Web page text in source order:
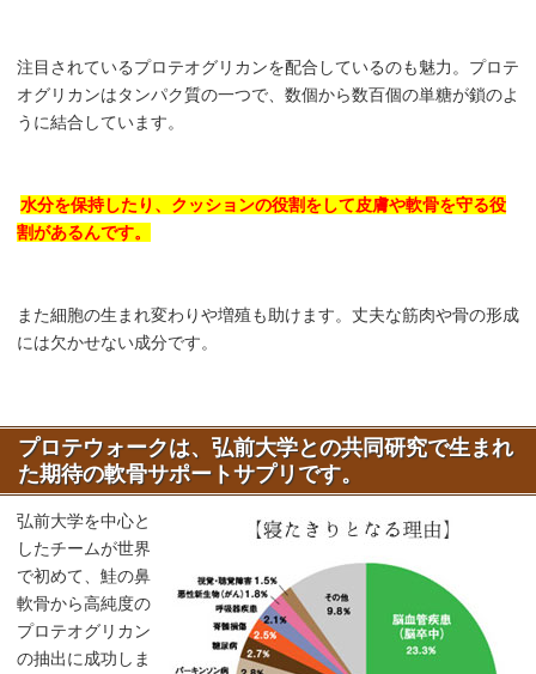
注目されているプロテオグリカンを配合しているのも魅力。プロテ
オグリカンはタンパク質の一つで、数個から数百個の単糖が鎖のよ
うに結合しています。
水分を保持したり、クッションの役割をして皮膚や軟骨を守る役
割があるんです。
また細胞の生まれ変わりや増殖も助けます。丈夫な筋肉や骨の形成
には欠かせない成分です。
プロテウォークは、弘前大学との共同研究で生まれ
た期待の軟骨サポートサプリです。
弘前大学を中心と
したチームが世界
で初めて、鮭の鼻
軟骨から高純度の
プロテオグリカン
の抽出に成功しま